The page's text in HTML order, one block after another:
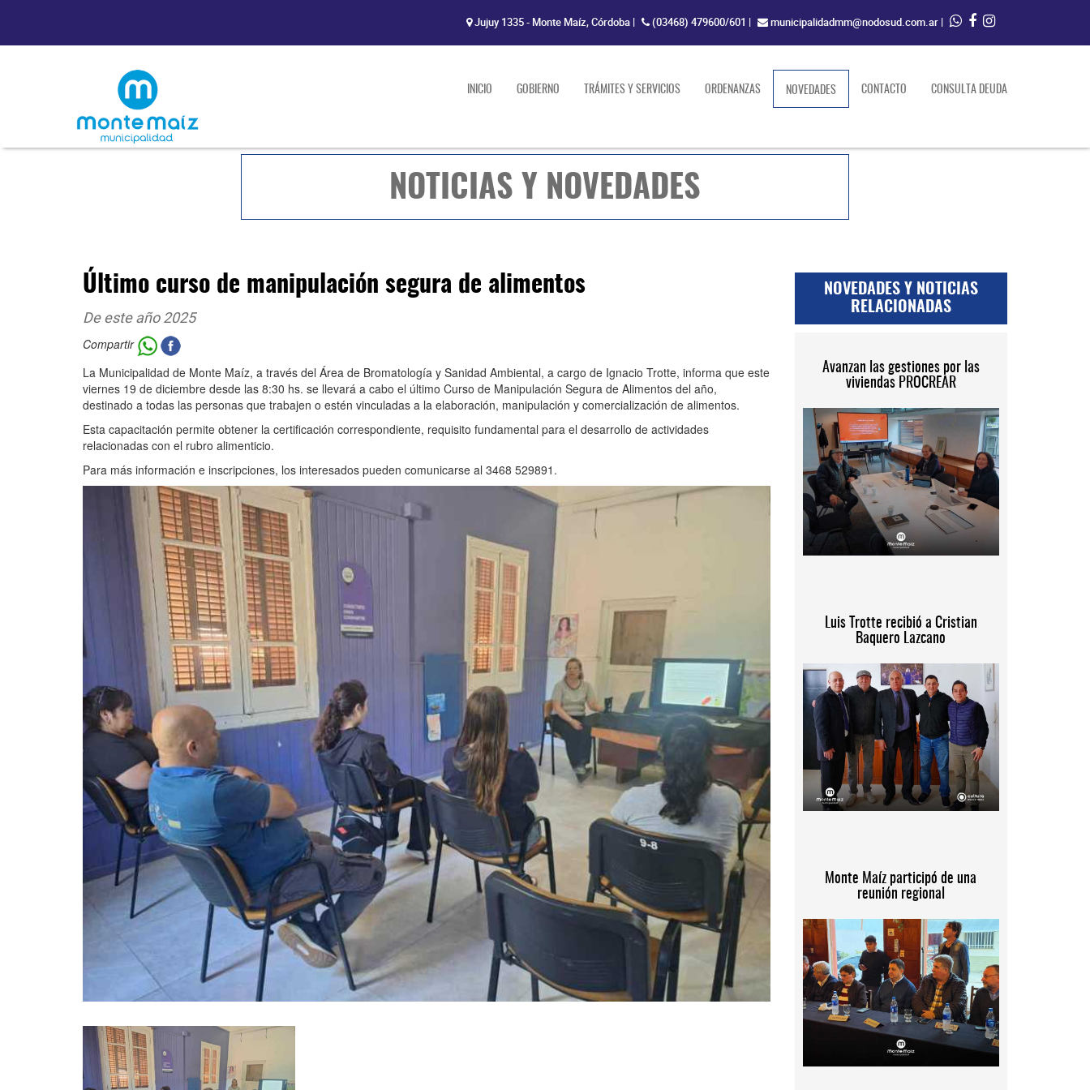
Jujuy 1335 - Monte Maíz, Córdoba | (03468) 479600/601 | municipalidadmm@nodosud.com.ar |
INICIO GOBIERNO TRÁMITES Y SERVICIOS ORDENANZAS NOVEDADES(current)CONTACTO CONSULTA DEUDA
NOTICIAS Y NOVEDADES
Último curso de manipulación segura de alimentos
De este año 2025
Compartir
La Municipalidad de Monte Maíz, a través del Área de Bromatología y Sanidad Ambiental, a cargo de Ignacio Trotte, informa que este
viernes 19 de diciembre desde las 8:30 hs. se llevará a cabo el último Curso de Manipulación Segura de Alimentos del año,
destinado a todas las personas que trabajen o estén vinculadas a la elaboración, manipulación y comercialización de alimentos.
Esta capacitación permite obtener la certificación correspondiente, requisito fundamental para el desarrollo de actividades
relacionadas con el rubro alimenticio.
Para más información e inscripciones, los interesados pueden comunicarse al 3468 529891.
NOVEDADES Y NOTICIAS
RELACIONADAS
Avanzan las gestiones por las
viviendas PROCREAR
Luis Trotte recibió a Cristian
Baquero Lazcano
Monte Maíz participó de una
reunión regional